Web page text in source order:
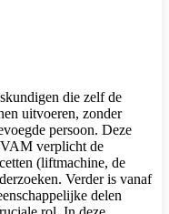
die zelf de
uitvoeren, zonder
persoon. Deze
verplicht de
(liftmachine, de
Verder is vanaf
delen